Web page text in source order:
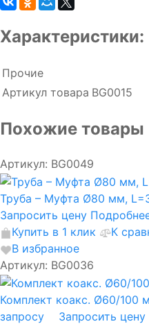
Характеристики:
Прочие
Артикул товара BG0015
Похожие товары
Артикул: BG0049
Труба – Муфта Ø80 мм,
Запросить цену
Купить в 1 клик
К
В избранное
Артикул: BG0036
Комплект коакс. Ø60/100
запросу
Запросить цену